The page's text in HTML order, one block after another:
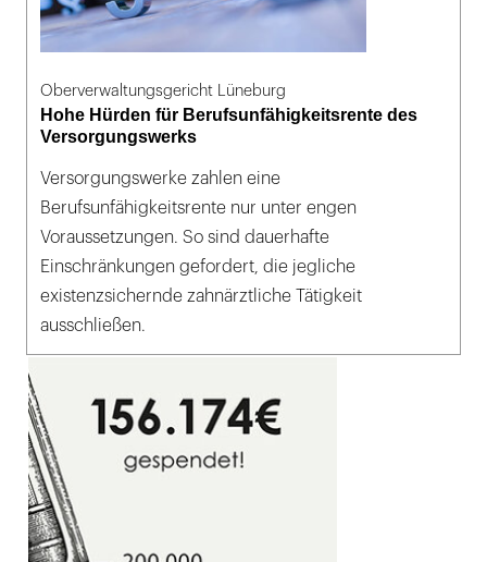
Oberverwaltungsgericht Lüneburg
Hohe Hürden für Berufsunfähigkeitsrente des
Versorgungswerks
Versorgungswerke zahlen eine
Berufsunfähigkeitsrente nur unter engen
Voraussetzungen. So sind dauerhafte
Einschränkungen gefordert, die jegliche
existenzsichernde zahnärztliche Tätigkeit
ausschließen.